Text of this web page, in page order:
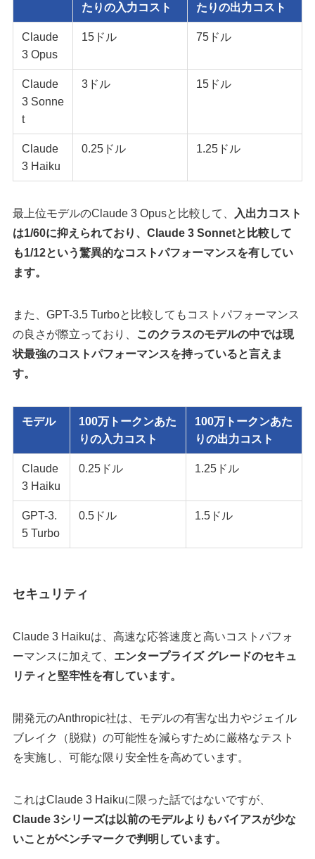
たりの入力コスト
たりの出力コスト
Claude
3 Opus
15ドル 75ドル
Claude
3 Sonne
t
3ドル 15ドル
Claude
3 Haiku
0.25ドル 1.25ドル
最上位モデルのClaude 3 Opusと比較して、
入出力コスト
は1/60に抑えられており、Claude 3 Sonnetと比較して
も1/12という驚異的なコストパフォーマンスを有してい
ます。
また、GPT-3.5 Turboと比較してもコストパフォーマンス
の良さが際立っており、
このクラスのモデルの中では現
状最強のコストパフォーマンスを持っていると言えま
す。
モデル
100万トークンあた
りの入力コスト
100万トークンあた
りの出力コスト
Claude
3 Haiku
0.25ドル 1.25ドル
GPT-3.
5 Turbo
0.5ドル 1.5ドル
セキュリティ
Claude 3 Haikuは、高速な応答速度と高いコストパフォ
ーマンスに加えて、 エンタープライズ グレードのセキュ
リティと堅牢性を有しています。
開発元のAnthropic社は、モデルの有害な出力やジェイル
ブレイク（脱獄）の可能性を減らすために厳格なテスト
を実施し、可能な限り安全性を高めています。
これはClaude 3 Haikuに限った話ではないですが、
Claude 3シリーズは以前のモデルよりもバイアスが少な
いことがベンチマークで判明しています。